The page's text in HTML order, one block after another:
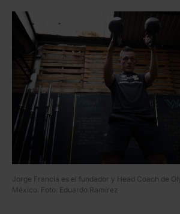
Jorge Francia es el fundador y Head Coach de
México. Foto: Eduardo Ramírez